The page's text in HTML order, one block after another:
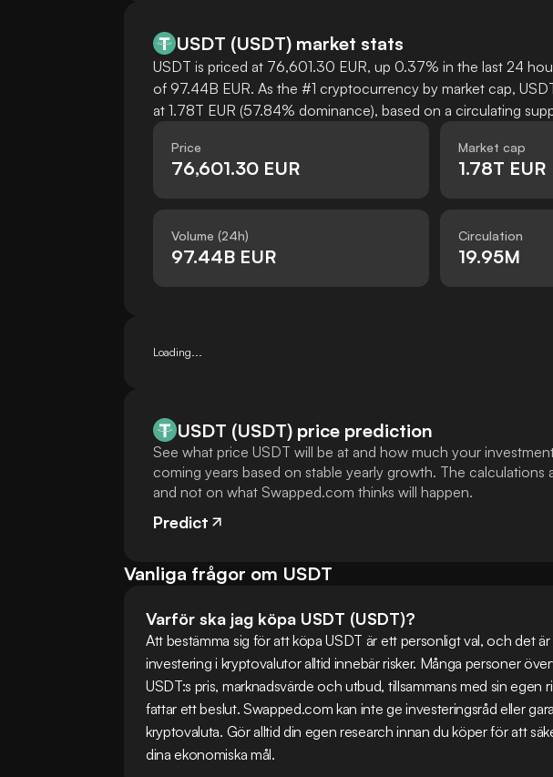
USDT (USDT) market stats
USDT is priced at 76,601.30 EUR, up 0.37% in the last 24
of 97.44B EUR. As the #1 cryptocurrency by market cap,
at 1.78T EUR (57.84% dominance), based on a circulating
Price
76,601.30 EUR
Market cap
1.78T EUR
Volume (24h)
97.44B EUR
Circulation
19.95M
Loading...
USDT (USDT) price prediction
See what price USDT will be at and how much your
coming years based on stable yearly growth. The calculations
and not on what Swapped.com thinks will happen.
Predict
Vanliga frågor om USDT
Varför ska jag köpa USDT (USDT)?
Att bestämma sig för att köpa USDT är ett personligt val, och det
investering i kryptovalutor alltid innebär risker. Många personer
USDT:s pris, marknadsvärde och utbud, tillsammans med sin egen
fattar ett beslut. Swapped.com kan inte ge investeringsråd eller
kryptovaluta. Gör alltid din egen research innan du köper för att
dina ekonomiska mål.